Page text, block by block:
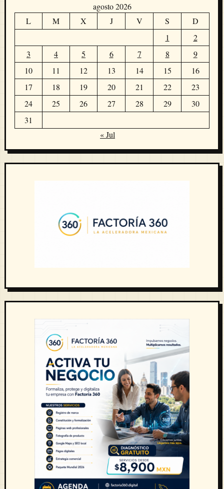
agosto 2026
L
M X J V S
D
1
2
3
4 5 6 7 8
9
10
11 12 13 14 15
16
17
18 19 20 21 22
23
24
25 26 27 28 29
30
31
« Jul